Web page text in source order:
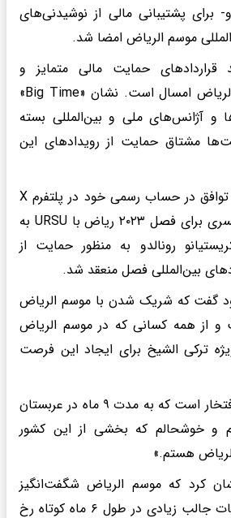
برای پشتیبانی مالی از نوشیدنی‌های
موسم الریاض امضا شد.
قرارداد‌های حمایت مالی متمایز و
استراتژیک در موسم الریاض امسال است. نشان «Big Time»
و آژانس‌های ملی و بین‌المللی بسته
مشتاق حمایت از رویداد‌های این
الشیخ در توضیح این توافق در حساب رسمی خود در پلتفرم X
گفت که قرارداد اسپانسری برای فصل ۲۰۲۳ ریاض با URSU به
رونالدو به منظور حمایت از
بین‌المللی فصل منعقد شد.
خود گفت که شریک شدن با موسم الریاض
از همه کسانی که در موسم الریاض
ترکی الشیخ برای ایجاد این فرصت
وی افزود: «برای من افتخار است که به مدت ۹ ماه در عربستان
و خوشحالم که بخشی از این کشور
هستم.»
کرد که موسم الریاض شگفت‌انگیز
است، به‌ویژه که اتفاقات جالب زیادی در طول ۶ ماه کوتاه رخ